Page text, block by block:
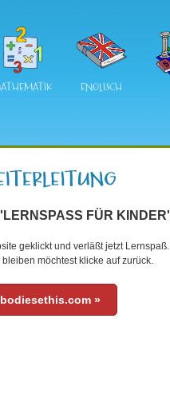
ENGLISCH
FÜR KINDER'
geklickt und verläßt jetzt Lernspaß.
möchtest klicke auf zurück.
»